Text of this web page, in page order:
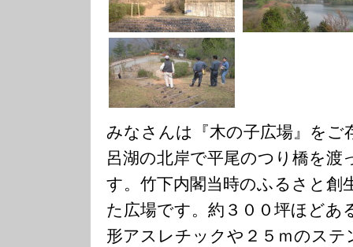
みなさんは『木の子広場』をご
呂湖の北岸で平尾のつり橋を渡
す。竹下内閣当時のふるさと創
た広場です。約３００坪ほどあ
形アスレチックや２５ｍのス